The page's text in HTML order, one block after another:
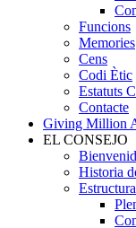
Funcions
Memories
Cens
Codi Ètic
Estatuts
Contacte
Giving Million
EL CONSEJO
Historia